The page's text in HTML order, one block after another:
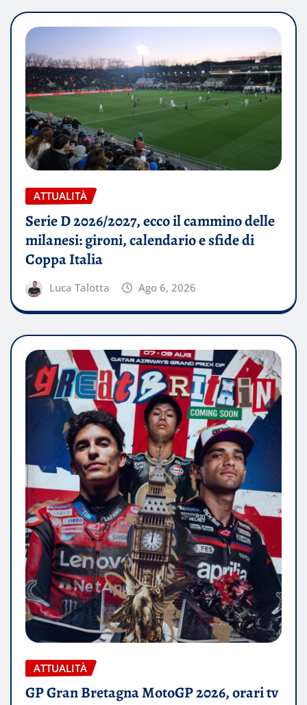
ATTUALITÀ
Serie D 2026/2027, ecco il cammino delle
milanesi: gironi, calendario e sfide di
Coppa Italia
Luca Talotta Ago 6, 2026
ATTUALITÀ
GP Gran Bretagna MotoGP 2026, orari tv